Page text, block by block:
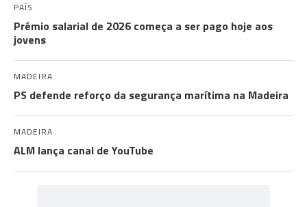
PAÍS
Prémio salarial de 2026 começa a ser pago hoje aos
jovens
MADEIRA
PS defende reforço da segurança marítima na Madeira
MADEIRA
ALM lança canal de YouTube